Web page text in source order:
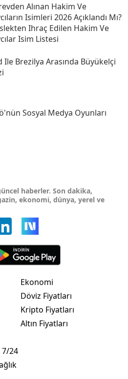
Alınan Hakim Ve
Isimleri 2026 Açıklandı Mı?
Ihraç Edilen Hakim Ve
Isim Listesi
Ile Brezilya Arasında Büyükelçi
Sosyal Medya Oyunları
haberler. Son dakika,
ekonomi, dünya, yerel ve
24
Ekonomi
Döviz Fiyatları
Kripto Fiyatları
Altın Fiyatları